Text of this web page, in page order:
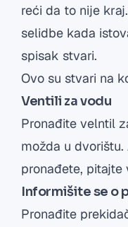
reći da to nije
selidbe kada
spisak stvari.
Ovo su stvari na
Ventili za vodu
Pronađite velntil
možda u
pronađete, pitajte
Informišite se o
Pronađite